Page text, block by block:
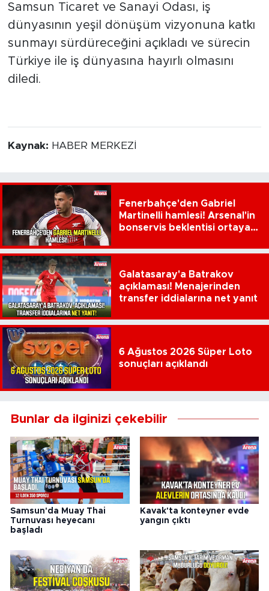
Samsun Ticaret ve Sanayi Odası, iş
dünyasının yeşil dönüşüm vizyonuna katkı
sunmayı sürdüreceğini açıkladı ve sürecin
Türkiye ile iş dünyasına hayırlı olmasını
diledi.
Kaynak: HABER MERKEZİ
Fenerbahçe'den Gabriel
Martinelli hamlesi! Arsenal'in
bonservis beklentisi ortaya
Galatasaray'a Batrakov
açıklaması! Menajerinden
transfer iddialarına net yanıt
6 Ağustos 2026 Süper Loto
sonuçları açıklandı
Bunlar da ilginizi çekebilir
Samsun'da Muay Thai
Turnuvası heyecanı
başladı
Kavak'ta konteyner evde
yangın çıktı